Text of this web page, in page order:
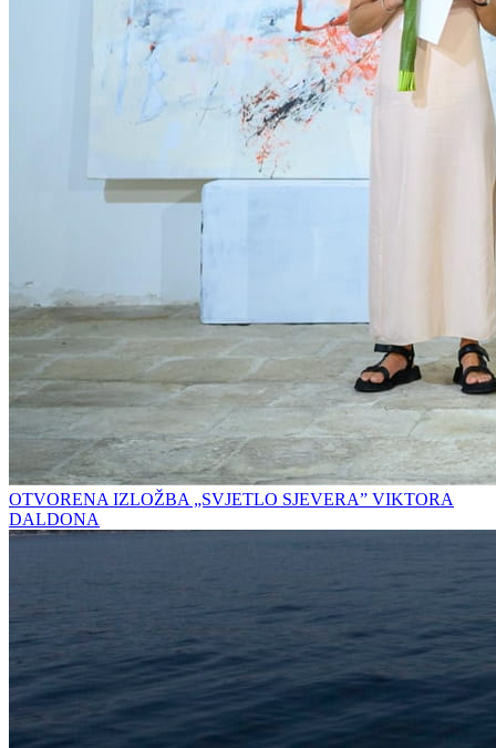
OTVORENA IZLOŽBA „SVJETLO SJEVERA” VIKTORA
DALDONA